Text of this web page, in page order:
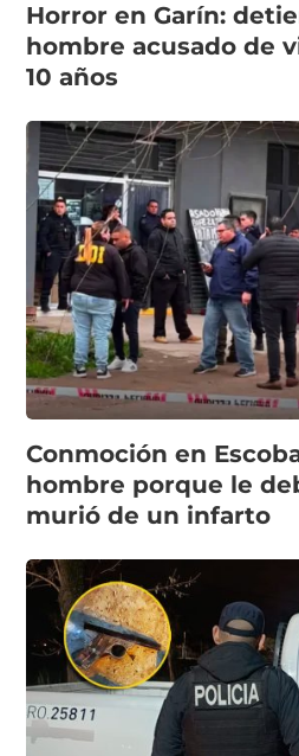
Horror en Garín:
hombre acusado de
10 años
Conmoción en
hombre porque le
murió de un infarto